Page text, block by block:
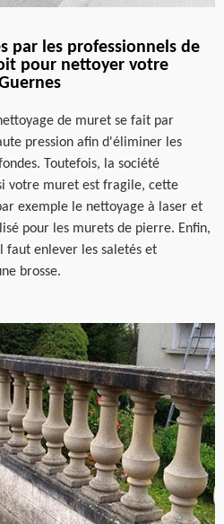
par les professionnels de
pour nettoyer votre
de muret se fait par
pression afin d'éliminer les
Toutefois, la société
votre muret est fragile, cette
exemple le nettoyage à laser et
pour les murets de pierre. Enfin,
enlever les saletés et
brosse.